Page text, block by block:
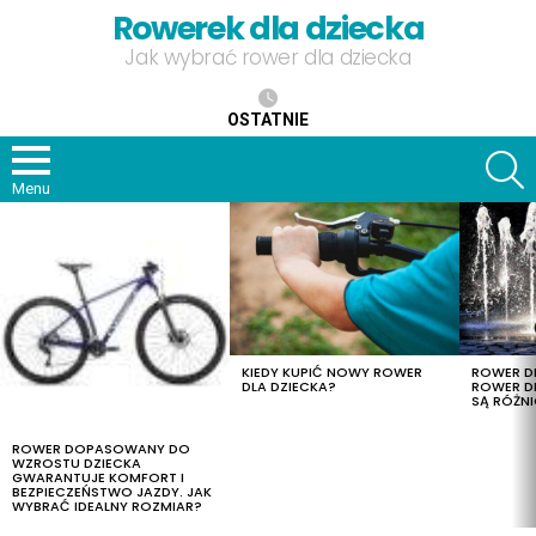
Rowerek dla dziecka
Jak wybrać rower dla dziecka
OSTATNIE
Menu
ROWER DOPASOWANY DO
WZROSTU DZIECKA
GWARANTUJE KOMFORT I
BEZPIECZEŃSTWO JAZDY. JAK
WYBRAĆ IDEALNY ROZMIAR?
KIEDY KUPIĆ NOWY ROWER
DLA DZIECKA?
ROWER
ROWER
SĄ